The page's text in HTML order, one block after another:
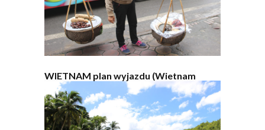
WIETNAM plan wyjazdu (Wietnam